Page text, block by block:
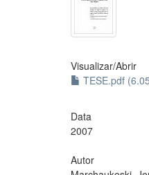
Visualizar/Abrir
TESE.pdf
Data
2007
Autor